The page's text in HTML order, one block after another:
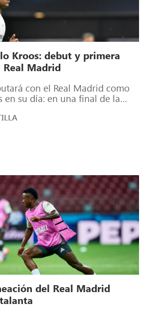
Kroos: debut y primera
Madrid
con el Real Madrid como
en su día: en una final de la
del Real Madrid